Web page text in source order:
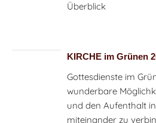
Überblick
KIRCHE im Grünen
Gottesdienste im
wunderbare
und den Aufenthalt
miteinander zu